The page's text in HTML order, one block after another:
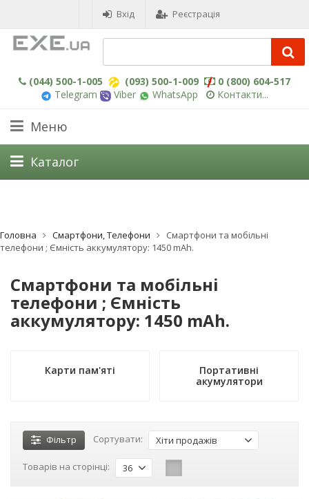
Вхід Реєстрація
(044) 500-1-005 (093) 500-1-009
0 (800) 604-517
Telegram
Viber WhatsApp Контакти...
Меню
Каталог
Головна Смартфони, Телефони
Смартфони та мобільні
телефони ; Ємність аккумулятору: 1450 mAh.
Смартфони та мобільні
телефони ; Ємність
аккумулятору: 1450 mAh.
Карти пам'яті
Портативні
акумулятори
Фільтр Сортувати: Хіти продажів
Товарів на сторінці: 36